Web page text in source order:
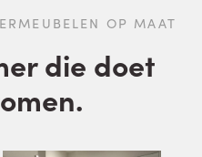
OP MAAT
die doet